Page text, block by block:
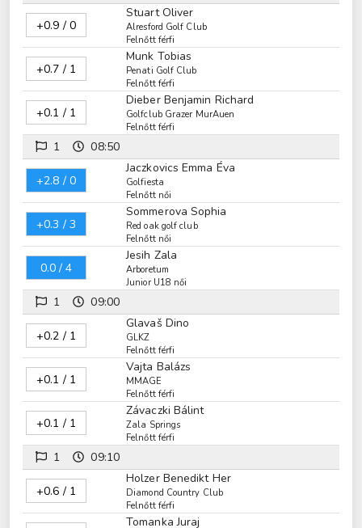
+0.9 / 0
Stuart Oliver
Alresford Golf Club
Felnőtt férfi
+0.7 / 1
Munk Tobias
Penati Golf Club
Felnőtt férfi
+0.1 / 1
Dieber Benjamin Richard
Golfclub Grazer MurAuen
Felnőtt férfi
1 08:50
+2.8 / 0
Jaczkovics Emma Éva
Golfiesta
Felnőtt női
+0.3 / 3
Sommerova Sophia
Red oak golf club
Felnőtt női
0.0 / 4
Jesih Zala
Arboretum
Junior U18 női
1 09:00
+0.2 / 1
Glavaš Dino
GLKZ
Felnőtt férfi
+0.1 / 1
Vajta Balázs
MMAGE
Felnőtt férfi
+0.1 / 1
Závaczki Bálint
Zala Springs
Felnőtt férfi
1 09:10
+0.6 / 1
Holzer Benedikt Her
Diamond Country Club
Felnőtt férfi
Tomanka Juraj